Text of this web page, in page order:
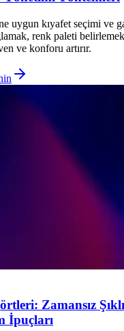
uygun kıyafet seçimi ve
renk paleti
ve konforu artırır.
Zamansız
İpuçları